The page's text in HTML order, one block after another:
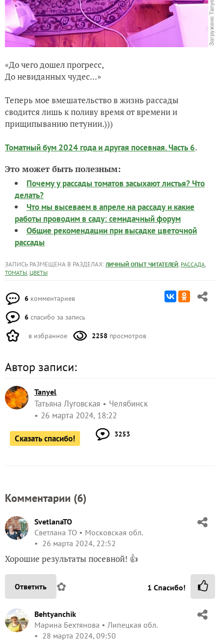
«До чего дошел прогресс,
До невиданных чудес...»
Теперь мое вмешательство в жизнь рассады
сводится лишь к поливу время от времени и
прищипыванию петунии.)))
Томатный бум 2024 года и другая посевная. Часть 6.
Это может быть полезным:
Почему у рассады томатов засыхают листья? Что
делать?
Что мы высеваем в апреле на рассаду и какие
работы проводим в саду: семидачный форум
Общие рекомендации при высадке цветочной
рассады
ЗАПИСЬ РАЗМЕЩЕНА В РАЗДЕЛАХ: ЛИЧНЫЙ ОПЫТ ЧИТАТЕЛЕЙ, РАССАДА,
ТОМАТЫ, ЦВЕТЫ
6 комментариев
6 спасибо за запись
в избранное 2258 просмотров
Автор записи:
Tanyel
Татьяна Луговская
Челябинск
26 марта 2024, 18:22
Сказать спасибо! 3253
Комментарии (6)
SvetlanaTO
Светлана ТО
Московская обл.
26 марта 2024, 22:52
Хорошие результаты посевной! 👍
Ответить ✿ 1 Спасибо!
Behtyanchik
Марина Бехтянова
Липецкая обл.
28 марта 2024, 09:50